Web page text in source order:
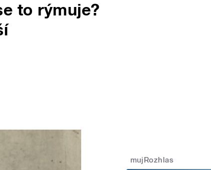
to rýmuje?
mujRozhlas